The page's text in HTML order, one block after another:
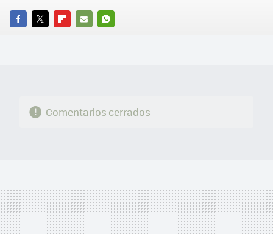
FACEBOOK
TWITTERFLIPBOARD
E-
WHATSAPP
Comentarios cerrados